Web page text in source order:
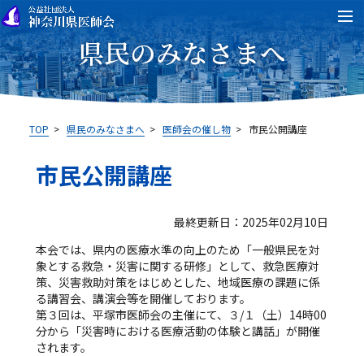
県民のみなさまへ
TOP >県民のみなさまへ >医師会の催し物 > 市民公開講座
市民公開講座
最終更新日：2025年02月10日
本会では、県内の医療水準の向上のため「一般県民を対
象とする救急・災害に関する研修」として、救急医療対
策、災害救助対策をはじめとした、地域医療の課題に係
る講習会、講演会等を開催しております。
第３回は、平塚市医師会の主催にて、３/１（土）14時00
分から「災害時における医療活動の体験と講話」が開催
されます。